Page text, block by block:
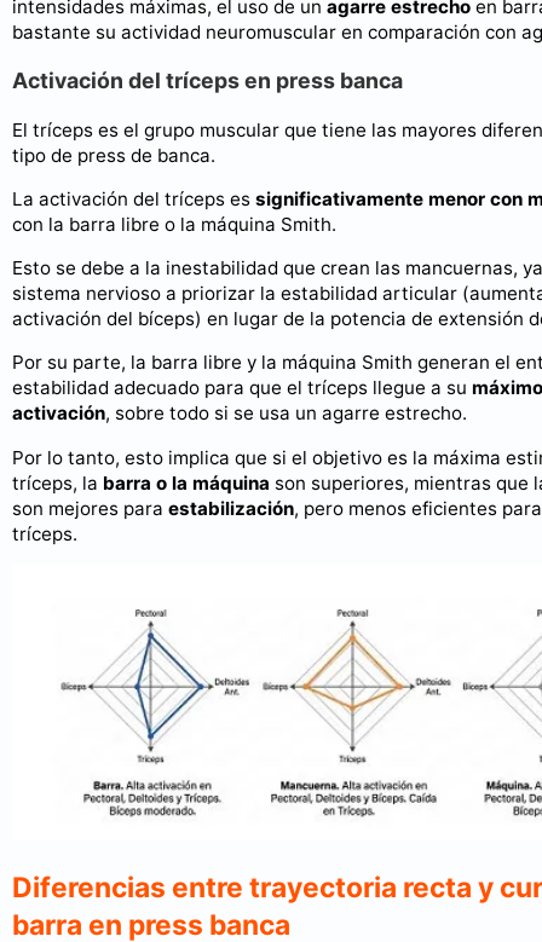
intensidades máximas, el uso de un agarre estrecho en
bastante su actividad neuromuscular en comparación con
Activación del tríceps en press banca
El tríceps es el grupo muscular que tiene las mayores
tipo de press de banca.
La activación del tríceps es significativamente menor con
con la barra libre o la máquina Smith.
Esto se debe a la inestabilidad que crean las mancuernas,
sistema nervioso a priorizar la estabilidad articular
activación del bíceps) en lugar de la potencia de extensión
Por su parte, la barra libre y la máquina Smith generan el
estabilidad adecuado para que el tríceps llegue a su
activación, sobre todo si se usa un agarre estrecho.
Por lo tanto, esto implica que si el objetivo es la máxima
tríceps, la barra o la máquina son superiores, mientras que
son mejores para estabilización, pero menos eficientes
tríceps.
Diferencias entre trayectoria recta y
barra en press banca